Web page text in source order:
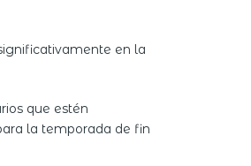
en la
que estén
la temporada de fin